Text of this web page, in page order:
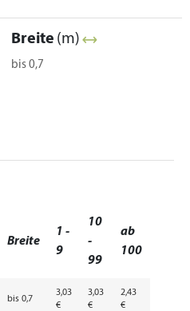
Breite (m)
bis 0,7
Breite
1 -
9
10
-
99
ab
100
bis 0,7
3,03
€
3,03
€
2,43
€